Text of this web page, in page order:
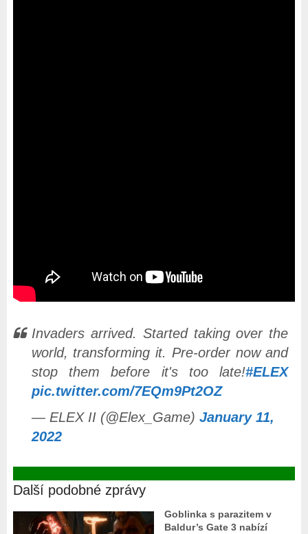
Invaders arrived. Started taking over the
world, transforming it. Pre-order now and
stop them before it's too late!#ELEX
pic.twitter.com/7EQm9Pt2OZ
— ELEX II (@Elex_Game) January 11,
2022
Další podobné zprávy
Goblinka s parazitem v
Baldur’s Gate 3 nabízí